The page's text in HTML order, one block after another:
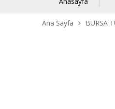
Ana Sayfa BURSA